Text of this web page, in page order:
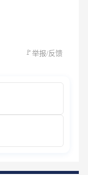
🚩举报/反馈